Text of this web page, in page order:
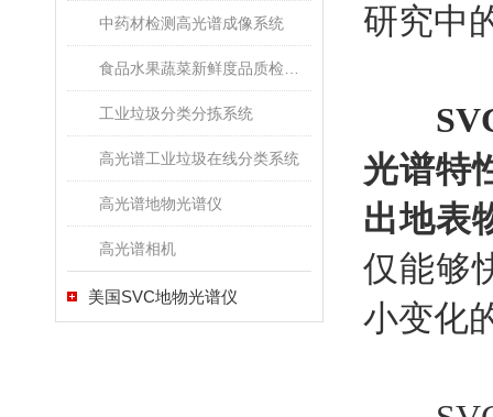
中药材检测高光谱成像系统
工业垃圾分类分拣系统
高光谱工业垃圾在线分类系统
高光谱地物光谱仪
高光谱相机
美国SVC地物光谱仪
研究中
光谱特
出地表
仅能够
小变化